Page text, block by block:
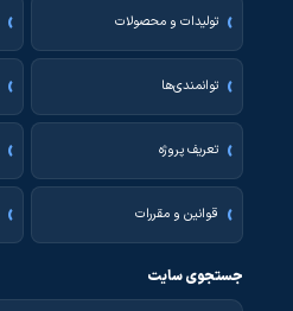
تولیدات و محصولات
توانمندی‌ها
تعریف پروژه
قوانین و مقررات
جستجوی سایت